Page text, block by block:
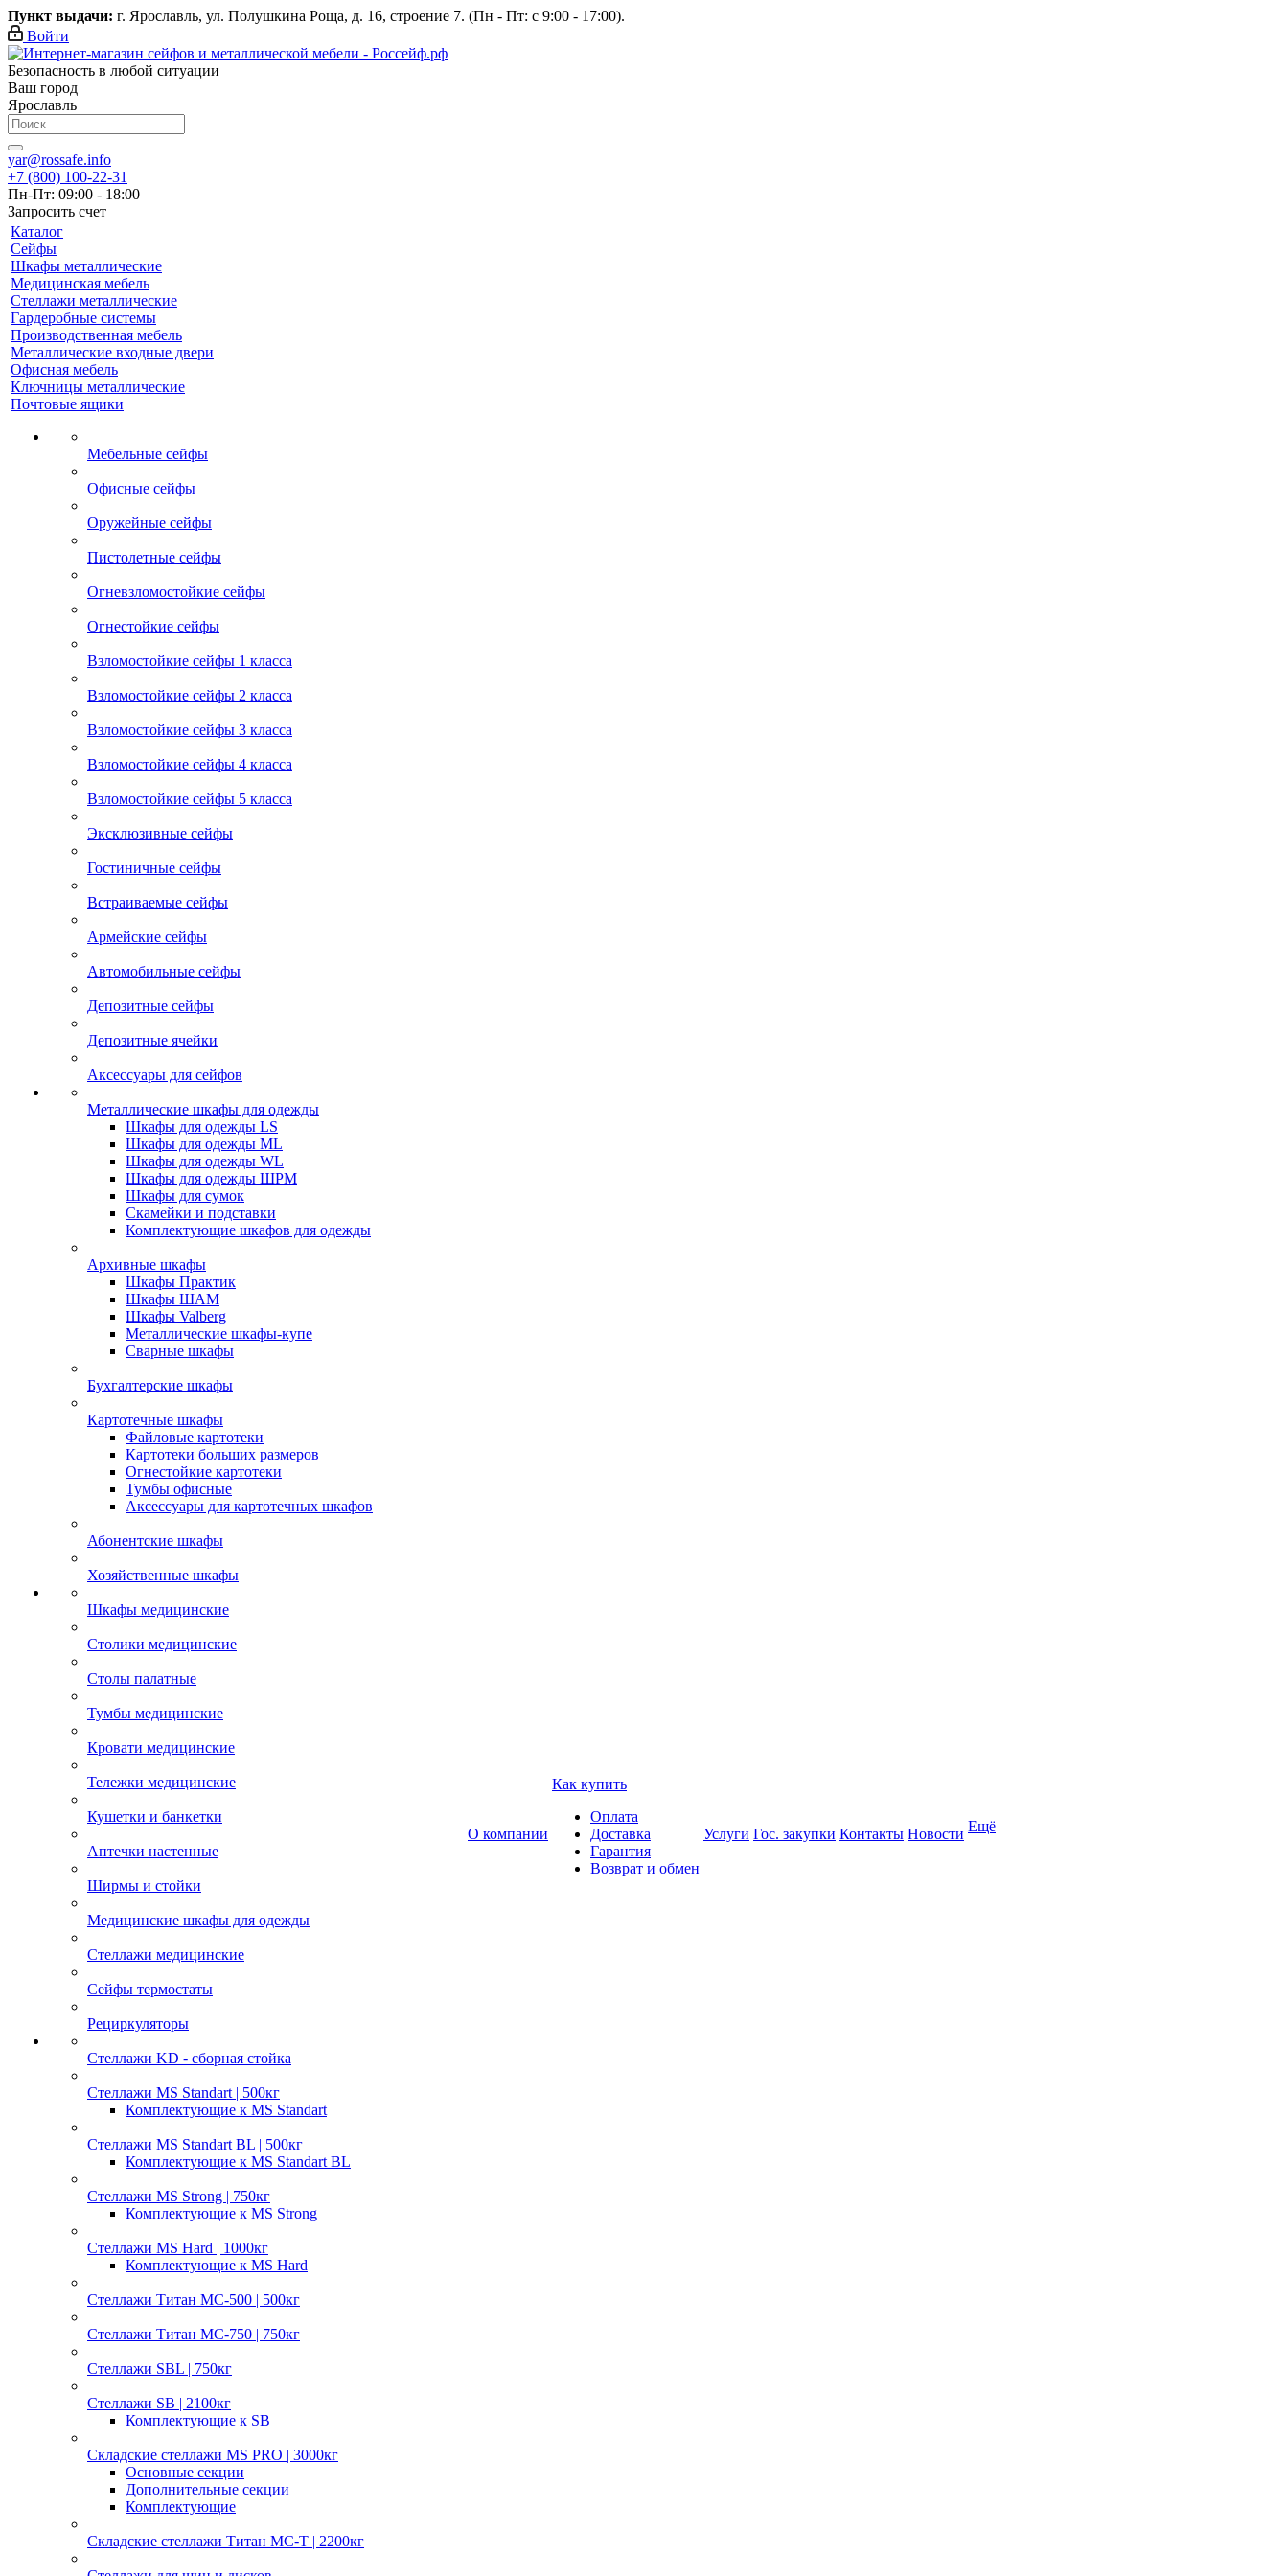
Пункт выдачи: г. Ярославль, ул. Полушкина Роща, д. 16, строение 7. (Пн - Пт: с 9:00 - 17:00).
Войти
Безопасность в любой ситуации
Ваш город
Ярославль
yar@rossafe.info
+7 (800) 100-22-31
Пн-Пт: 09:00 - 18:00
Запросить счет
Каталог
Сейфы
Шкафы металлические
Медицинская мебель
Стеллажи металлические
Гардеробные системы
Производственная мебель
Металлические входные двери
Офисная мебель
Ключницы металлические
Почтовые ящики
Мебельные сейфы
Офисные сейфы
Оружейные сейфы
Пистолетные сейфы
Огневзломостойкие сейфы
Огнестойкие сейфы
Взломостойкие сейфы 1 класса
Взломостойкие сейфы 2 класса
Взломостойкие сейфы 3 класса
Взломостойкие сейфы 4 класса
Взломостойкие сейфы 5 класса
Эксклюзивные сейфы
Гостиничные сейфы
Встраиваемые сейфы
Армейские сейфы
Автомобильные сейфы
Депозитные сейфы
Депозитные ячейки
Аксессуары для сейфов
Металлические шкафы для одежды
Шкафы для одежды LS
Шкафы для одежды ML
Шкафы для одежды WL
Шкафы для одежды ШРМ
Шкафы для сумок
Скамейки и подставки
Комплектующие шкафов для одежды
Архивные шкафы
Шкафы Практик
Шкафы ШАМ
Шкафы Valberg
Металлические шкафы-купе
Сварные шкафы
Бухгалтерские шкафы
Картотечные шкафы
Файловые картотеки
Картотеки больших размеров
Огнестойкие картотеки
Тумбы офисные
Аксессуары для картотечных шкафов
Абонентские шкафы
Хозяйственные шкафы
Шкафы медицинские
Столики медицинские
Столы палатные
Тумбы медицинские
Кровати медицинские
Тележки медицинские
Кушетки и банкетки
Аптечки настенные
Ширмы и стойки
Медицинские шкафы для одежды
Стеллажи медицинские
Сейфы термостаты
Рециркуляторы
Стеллажи KD - сборная стойка
Стеллажи MS Standart | 500кг
Комплектующие к MS Standart
Стеллажи MS Standart BL | 500кг
Комплектующие к MS Standart BL
Стеллажи MS Strong | 750кг
Комплектующие к MS Strong
Стеллажи MS Hard | 1000кг
Комплектующие к MS Hard
Стеллажи Титан МС-500 | 500кг
Стеллажи Титан МС-750 | 750кг
Стеллажи SBL | 750кг
Стеллажи SB | 2100кг
Комплектующие к SB
Складские стеллажи MS PRO | 3000кг
Основные секции
Дополнительные секции
Комплектующие
Складские стеллажи Титан МС-Т | 2200кг
О компании
Как купить
Оплата
Доставка
Гарантия
Возврат и обмен
Услуги Гос. закупки Контакты Новости Ещё